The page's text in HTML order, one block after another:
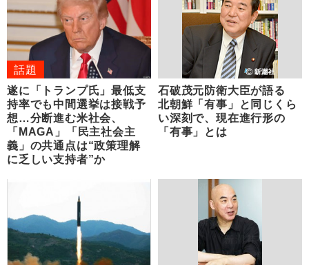
話題
遂に「トランプ氏」最低支
持率でも中間選挙は接戦予
想…分断進む米社会、
「MAGA」「民主社会主
義」の共通点は“政策理解
に乏しい支持者”か
石破茂元防衛大臣が語る
北朝鮮「有事」と同じくら
い深刻で、現在進行形の
「有事」とは